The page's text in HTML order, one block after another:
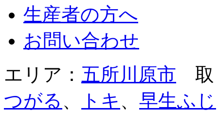
生産者の方へ
お問い合わせ
エリア： 五所川原市 取
つがる 、 トキ 、 早生ふじ